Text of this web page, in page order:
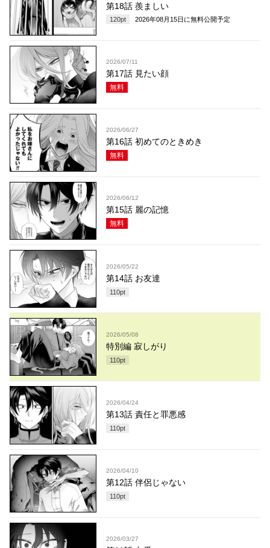
第18話 羨ましい
120pt 2026年08月15日 に無料公開予定
2026/07/11
第17話 見たい顔
無料
2026/06/27
第16話 初めてのときめき
無料
2026/06/12
第15話 麗の記憶
無料
2026/05/22
第14話 お友達
110pt
2026/05/08
特別編 寂しがり
110pt
2026/04/24
第13話 責任と罪悪感
110pt
2026/04/10
第12話 伴侶じゃない
110pt
2026/03/27